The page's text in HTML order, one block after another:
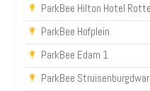
ParkBee Hilton Hotel
ParkBee Hofplein
ParkBee Edam 1
ParkBee